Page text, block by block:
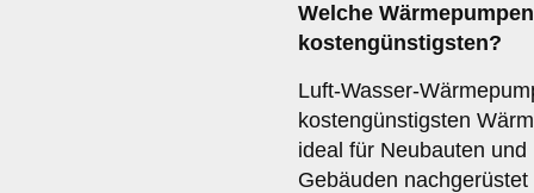
Welche
kostengünstigsten?
Luft-Wasser-
kostengünstigsten
ideal für Neubauten
Gebäuden nachgerüstet